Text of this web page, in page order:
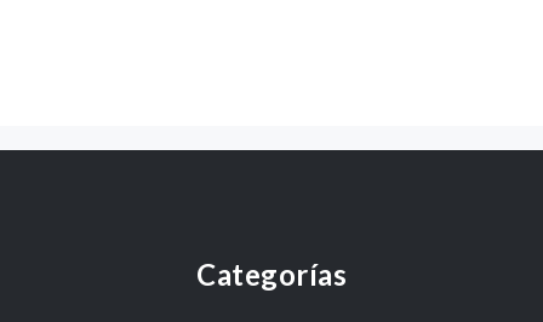
Categorías